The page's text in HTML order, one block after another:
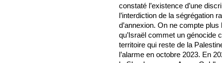
constaté l’existence d’une
l’interdiction de la ségrégation
d’annexion. On ne compte
qu’Israël commet un génocide
territoire qui reste de la
l’alarme en octobre 2023. En